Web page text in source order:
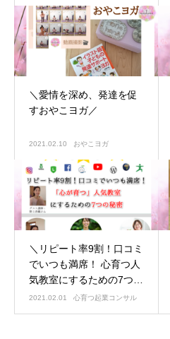
＼愛情を深め、発達を促
すおやこヨガ／
2021.02.10 おやこヨガ
＼リピート率9割！口コミ
でいつも満席！ 心育つ人
気教室にするための7つの
秘密
／セミナー登壇
2021.02.01 心育つ起業コンサル